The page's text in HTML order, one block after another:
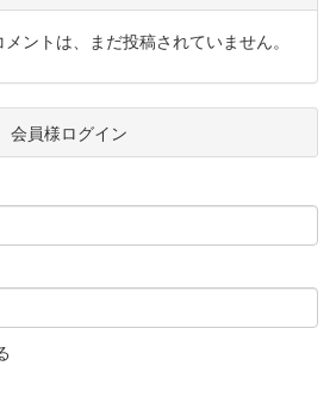
ントは、まだ投稿されていません。
会員様ログイン